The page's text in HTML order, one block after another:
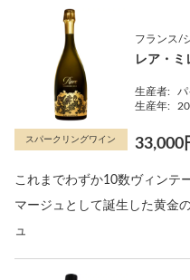
スパークリングワイン
フランス/
レア・ミ
生産者:
生産年:
33,000
これまでわずか10数ヴィンテ
マージュとして誕生した黄金
ュ